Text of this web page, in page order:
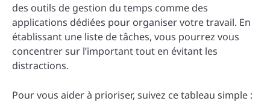
des outils de gestion du temps comme des
applications dédiées pour organiser votre travail. En
établissant une liste de tâches, vous pourrez vous
concentrer sur l’important tout en évitant les
distractions.
Pour vous aider à prioriser, suivez ce tableau simple :